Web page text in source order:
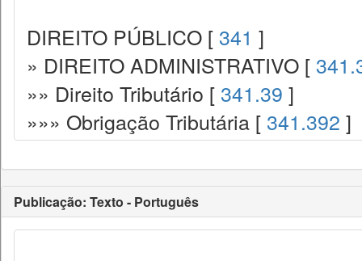
DIREITO PÚBLICO [ 341 ]
» DIREITO ADMINISTRATIVO [
»» Direito Tributário [ 341.39 ]
»»» Obrigação Tributária [ 341.392 ]
Publicação: Texto - Português